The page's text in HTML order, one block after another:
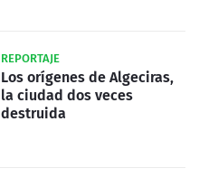
REPORTAJE
Los orígenes de Algeciras,
la ciudad dos veces
destruida